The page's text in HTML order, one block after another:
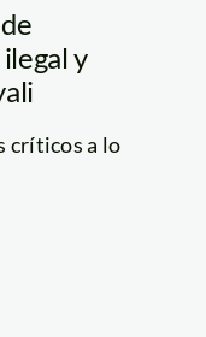
y
críticos a lo